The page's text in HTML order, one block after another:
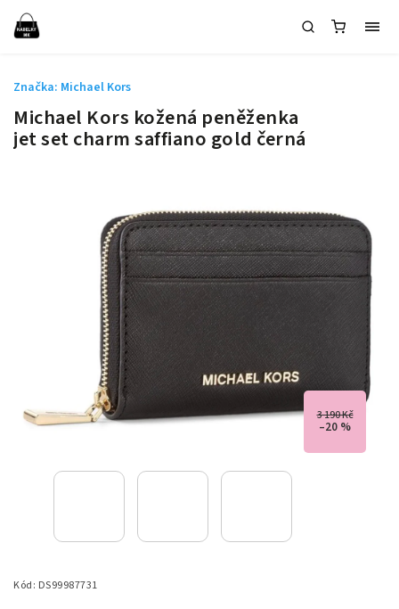
Michael Kors kožená peněženka
jet set charm saffiano gold černá
3 190 Kč
–20 %
Kód: DS99987731
Značka: Michael Kors